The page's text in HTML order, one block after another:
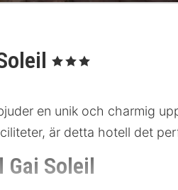
, 3 Stjärnor
en unik och charmig
är detta hotell det
Gai Soleil